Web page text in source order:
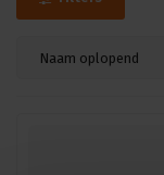
Naam oplopend